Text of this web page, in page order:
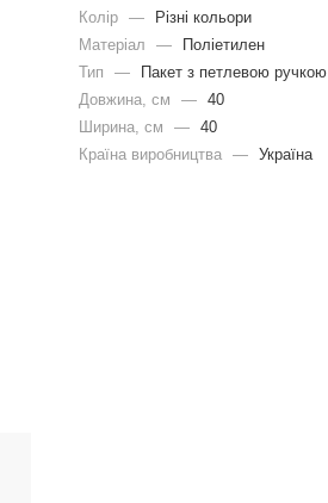
Колір —
Різні кольори
Матеріал
—
Поліетилен
Тип
—
Пакет з петлевою ручкою
Довжина, cм
— 40
Ширина, cм
— 40
Країна виробництва — Україна